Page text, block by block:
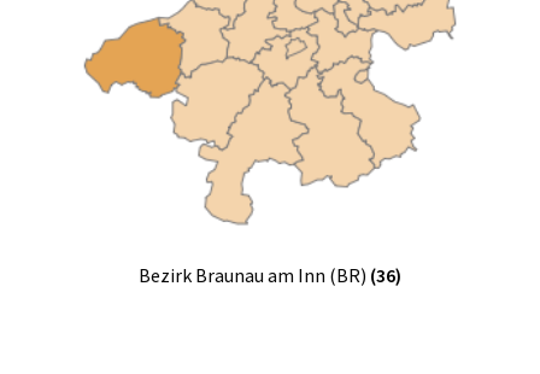
Bezirk Braunau am Inn (BR) (36)